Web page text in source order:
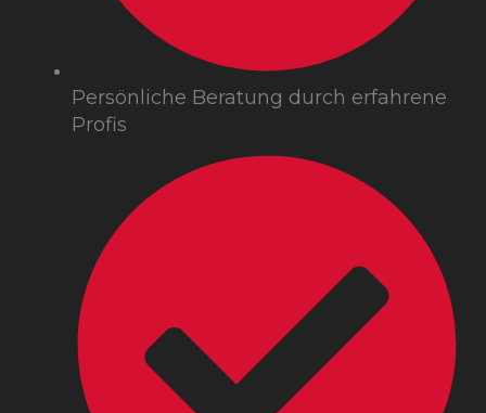
Persönliche Beratung durch erfahrene
Profis